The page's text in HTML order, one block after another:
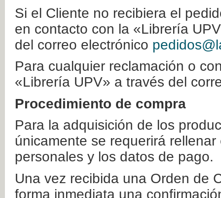
Si el Cliente no recibiera el
en contacto con la «Librería
del correo electrónico
Para cualquier reclamación o
«Librería UPV» a través del
Procedimiento de compra
Para la adquisición de los
únicamente se requerirá
personales y los datos de pago.
Una vez recibida una Orden de
forma inmediata una